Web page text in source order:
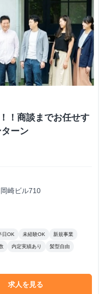
！商談までお任せす
ーン
崎ビル710
日OK 未経験OK 新規事業
内定実績あり 髪型自由
求人を見る